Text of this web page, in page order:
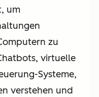
um
zu
virtuelle
Systeme,
verstehen und